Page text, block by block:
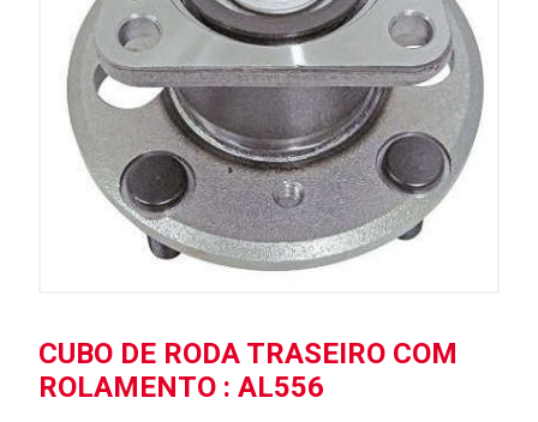
CUBO DE RODA TRASEIRO COM
ROLAMENTO : AL556